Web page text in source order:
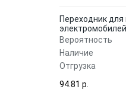
Переходник
электромобилей
Вероятность
Наличие
Отгрузка
94.81 p.